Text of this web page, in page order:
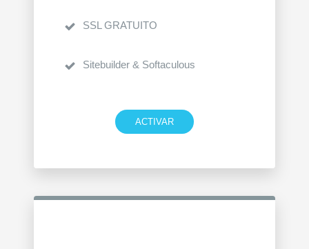
SSL GRATUITO
Sitebuilder & Softaculous
ACTIVAR